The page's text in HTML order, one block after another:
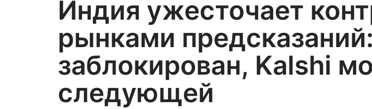
Индия ужесточает
рынками
заблокирован, Kalshi
следующей